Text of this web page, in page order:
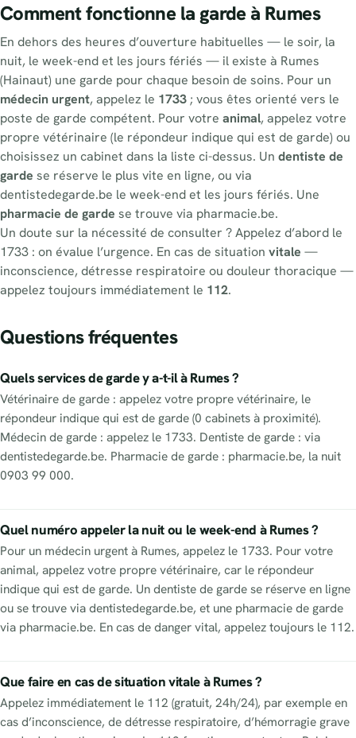
Comment fonctionne la garde à Rumes
En dehors des heures d’ouverture habituelles — le soir, la
nuit, le week-end et les jours fériés — il existe à Rumes
(Hainaut) une garde pour chaque besoin de soins. Pour un
médecin urgent, appelez le 1733; vous êtes orienté vers le
poste de garde compétent. Pour votre animal, appelez votre
propre vétérinaire (le répondeur indique qui est de garde) ou
choisissez un cabinet dans la liste ci-dessus. Un dentiste de
garde se réserve le plus vite en ligne, ou via
dentistedegarde.be le week-end et les jours fériés. Une
pharmacie de garde se trouve via pharmacie.be.
Un doute sur la nécessité de consulter ? Appelez d’abord le
1733 : on évalue l’urgence. En cas de situation vitale —
inconscience, détresse respiratoire ou douleur thoracique —
appelez toujours immédiatement le 112.
Questions fréquentes
Quels services de garde y a-t-il à Rumes ?
Vétérinaire de garde : appelez votre propre vétérinaire, le
répondeur indique qui est de garde (0 cabinets à proximité).
Médecin de garde : appelez le 1733. Dentiste de garde : via
dentistedegarde.be. Pharmacie de garde : pharmacie.be, la nuit
0903 99 000.
Quel numéro appeler la nuit ou le week-end à Rumes ?
Pour un médecin urgent à Rumes, appelez le 1733. Pour votre
animal, appelez votre propre vétérinaire, car le répondeur
indique qui est de garde. Un dentiste de garde se réserve en ligne
ou se trouve via dentistedegarde.be, et une pharmacie de garde
via pharmacie.be. En cas de danger vital, appelez toujours le 112.
Que faire en cas de situation vitale à Rumes ?
Appelez immédiatement le 112 (gratuit, 24h/24), par exemple en
cas d’inconscience, de détresse respiratoire, d’hémorragie grave